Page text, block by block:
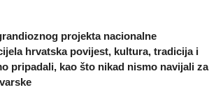
projekta nacionalne
hrvatska povijest, kultura, tradicija i
pripadali, kao što nikad nismo navijali za